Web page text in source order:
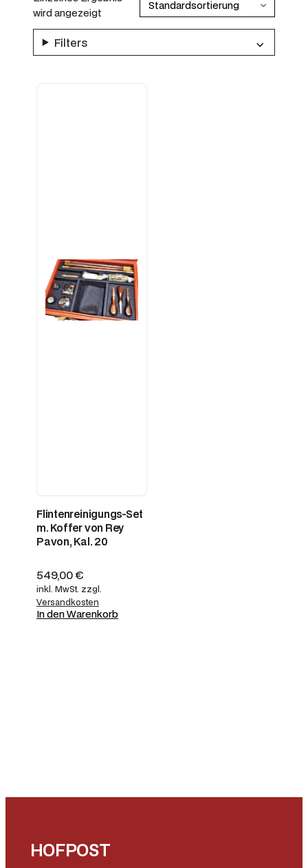
wird angezeigt
Filters
Flintenreinigungs-Set
m. Koffer von Rey
Pavon, Kal. 20
549,00€
inkl. MwSt. zzgl.
Versandkosten
In den Warenkorb
HOFPOST